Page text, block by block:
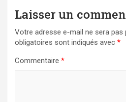
Laisser un
Votre adresse e-mail ne sera pas
obligatoires sont indiqués avec *
Commentaire *